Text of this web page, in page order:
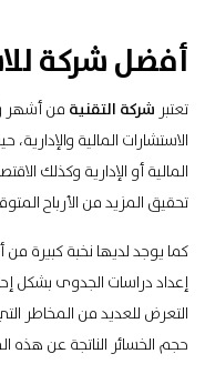
أفضل شركة
تعتبر شركة التقنية من أشهر
الاستشارات المالية
المالية أو الإدارية وكذلك
تحقيق المزيد من الأرباح
كما يوجد لديها نخبة كبيرة
إعداد دراسات الجدوى بشكل
التعرض للعديد من المخاطر
حجم الخسائر الناتجة عن هذه